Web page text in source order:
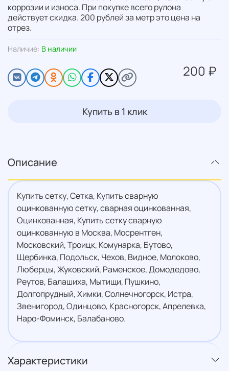
Наличие: В наличии
200 ₽
Купить в 1 клик
коррозии и износа. При покупке всего рулона
действует скидка. 200 рублей за метр это цена на
отрез.
Описание
Купить сетку, Сетка, Купить сварную
оцинкованную сетку, сварная оцинкованная,
Оцинкованная, Купить сетку сварную
оцинкованную в Москва, Мосрентген,
Московский, Троицк, Комунарка, Бутово,
Щербинка, Подольск, Чехов, Видное, Молоково,
Люберцы, Жуковский, Раменское, Домодедово,
Реутов, Балашиха, Мытищи, Пушкино,
Долгопрудный, Химки, Солнечногорск, Истра,
Звенигород, Одинцово, Красногорск, Апрелевка,
Наро-Фоминск, Балабаново.
Характеристики